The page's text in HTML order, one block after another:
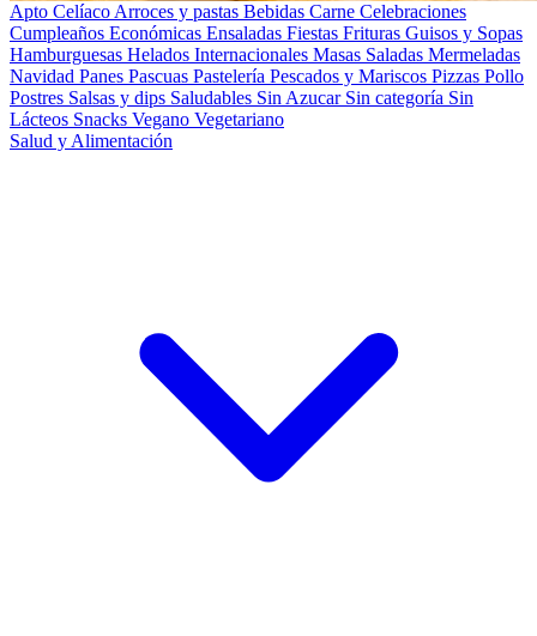
Apto Celíaco Arroces y pastas Bebidas Carne Celebraciones
Cumpleaños Económicas Ensaladas Fiestas Frituras Guisos y Sopas
Hamburguesas Helados Internacionales Masas Saladas Mermeladas
Navidad Panes Pascuas Pastelería Pescados y Mariscos Pizzas Pollo
Postres Salsas y dips Saludables Sin Azucar Sin categoría Sin
Lácteos Snacks Vegano Vegetariano
Salud y Alimentación